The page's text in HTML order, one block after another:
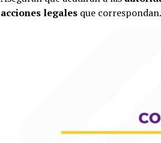
acciones legales que correspondan.